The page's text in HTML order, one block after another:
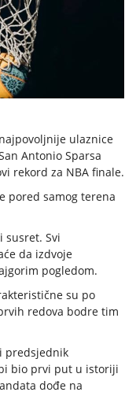
ulaznice
Antonio Sparsa
rekord za NBA finale.
pored samog terena
susret. Svi
da izdvoje
pogledom.
su po
redova bodre tim
predsjednik
bio prvi put u istoriji
dođe na